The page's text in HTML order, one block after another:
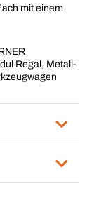
mit einem
Regal, Metall-